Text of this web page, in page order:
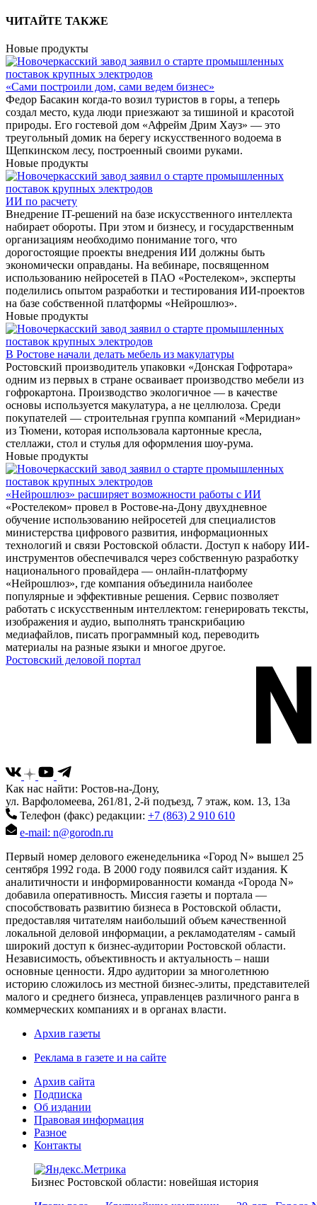
ЧИТАЙТЕ ТАКЖЕ
Новые продукты
«Сами построили дом, сами ведем бизнес»
Федор Басакин когда-то возил туристов в горы, а теперь
создал место, куда люди приезжают за тишиной и красотой
природы. Его гостевой дом «Афрейм Дрим Хауз» — это
треугольный домик на берегу искусственного водоема в
Щепкинском лесу, построенный своими руками.
Новые продукты
ИИ по расчету
Внедрение IT-решений на базе искусственного интеллекта
набирает обороты. При этом и бизнесу, и государственным
организациям необходимо понимание того, что
дорогостоящие проекты внедрения ИИ должны быть
экономически оправданы. На вебинаре, посвященном
использованию нейросетей в ПАО «Ростелеком», эксперты
поделились опытом разработки и тестирования ИИ-проектов
на базе собственной платформы «Нейрошлюз».
Новые продукты
В Ростове начали делать мебель из макулатуры
Ростовский производитель упаковки «Донская Гофротара»
одним из первых в стране осваивает производство мебели из
гофрокартона. Производство экологичное — в качестве
основы используется макулатура, а не целлюлоза. Среди
покупателей — строительная группа компаний «Меридиан»
из Тюмени, которая использовала картонные кресла,
стеллажи, стол и стулья для оформления шоу-рума.
Новые продукты
«Нейрошлюз» расширяет возможности работы с ИИ
«Ростелеком» провел в Ростове-на-Дону двухдневное
обучение использованию нейросетей для специалистов
министерства цифрового развития, информационных
технологий и связи Ростовской области. Доступ к набору ИИ-
инструментов обеспечивался через собственную разработку
национального провайдера — онлайн-платформу
«Нейрошлюз», где компания объединила наиболее
популярные и эффективные решения. Сервис позволяет
работать с искусственным интеллектом: генерировать тексты,
изображения и аудио, выполнять транскрибацию
медиафайлов, писать программный код, переводить
материалы на разные языки и многое другое.
Ростовский деловой портал
Как нас найти: Ростов-на-Дону,
ул. Варфоломеева, 261/81, 2-й подъезд, 7 этаж, ком. 13, 13а
Телефон (факс) редакции: +7 (863) 2 910 610
e-mail: n@gorodn.ru
Первый номер делового еженедельника «Город N» вышел 25
сентября 1992 года. В 2000 году появился сайт издания. К
аналитичности и информированности команда «Города N»
добавила оперативность. Миссия газеты и портала —
способствовать развитию бизнеса в Ростовской области,
предоставляя читателям наибольший объем качественной
локальной деловой информации, а рекламодателям - самый
широкий доступ к бизнес-аудитории Ростовской области.
Независимость, объективность и актуальность – наши
основные ценности. Ядро аудитории за многолетнюю
историю сложилось из местной бизнес-элиты, представителей
малого и среднего бизнеса, управленцев различного ранга в
коммерческих компаниях и в органах власти.
Архив газеты
Реклама в газете и на сайте
Архив сайта
Подписка
Об издании
Правовая информация
Разное
Контакты
Бизнес Ростовской области: новейшая история